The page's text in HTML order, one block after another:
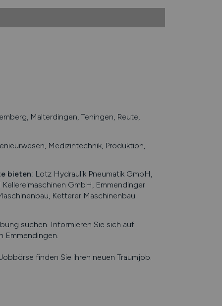
Malterdingen, Teningen, Reute,
Medizintechnik, Produktion,
bieten: Lotz Hydraulik Pneumatik GmbH,
GmbH, Emmendinger
Ketterer Maschinenbau
suchen. Informieren Sie sich auf
Emmendingen
finden Sie ihren neuen Traumjob.